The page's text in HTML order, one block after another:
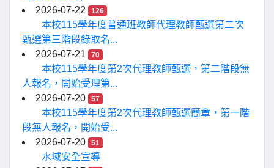
2026-07-22
126
本校115學年度普通班教師代理教師甄選第二次
甄選第三階段錄取名...
2026-07-21
70
本校115學年度第2次代理教師甄選，第二階段無
人報名，開始受理第...
2026-07-20
57
本校115學年度第2次代理教師甄選簡章，第一階
段無人報名，開始受...
2026-07-20
51
水域安全宣導